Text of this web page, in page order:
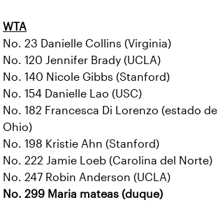
WTA
No. 23 Danielle Collins (Virginia)
No. 120 Jennifer Brady (UCLA)
No. 140 Nicole Gibbs (Stanford)
No. 154 Danielle Lao (USC)
No. 182 Francesca Di Lorenzo (estado de
Ohio)
No. 198 Kristie Ahn (Stanford)
No. 222 Jamie Loeb (Carolina del Norte)
No. 247 Robin Anderson (UCLA)
No. 299 Maria mateas (duque)